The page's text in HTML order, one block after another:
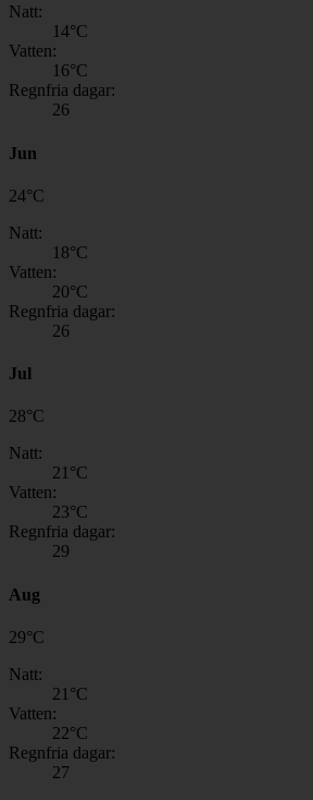
Natt:
14°C
Vatten:
16°C
Regnfria dagar:
26
Jun
24°C
Natt:
18°C
Vatten:
20°C
Regnfria dagar:
26
Jul
28°C
Natt:
21°C
Vatten:
23°C
Regnfria dagar:
29
Aug
29°C
Natt:
21 °C
Vatten:
22°C
Regnfria dagar:
27